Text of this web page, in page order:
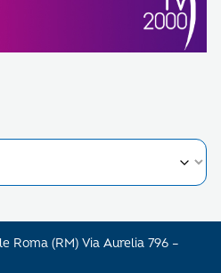
Roma (RM) Via Aurelia 796 –